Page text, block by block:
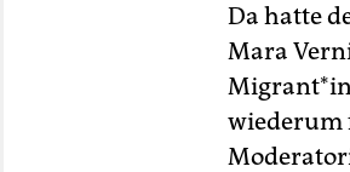
Da hatte
Mara
wiederum